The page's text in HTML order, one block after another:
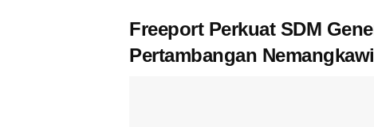
Freeport Perkuat SDM
Pertambangan Nemangkawi